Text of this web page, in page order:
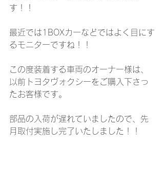
す！！
最近では1BOXカーなどではよく目にす
るモニターですね！！
この度装着する車両のオーナー様は、
以前トヨタヴォクシーをご購入下さっ
たお客様です。
部品の入荷が遅れていましたので、先
月取付実施し完了いたしました！！